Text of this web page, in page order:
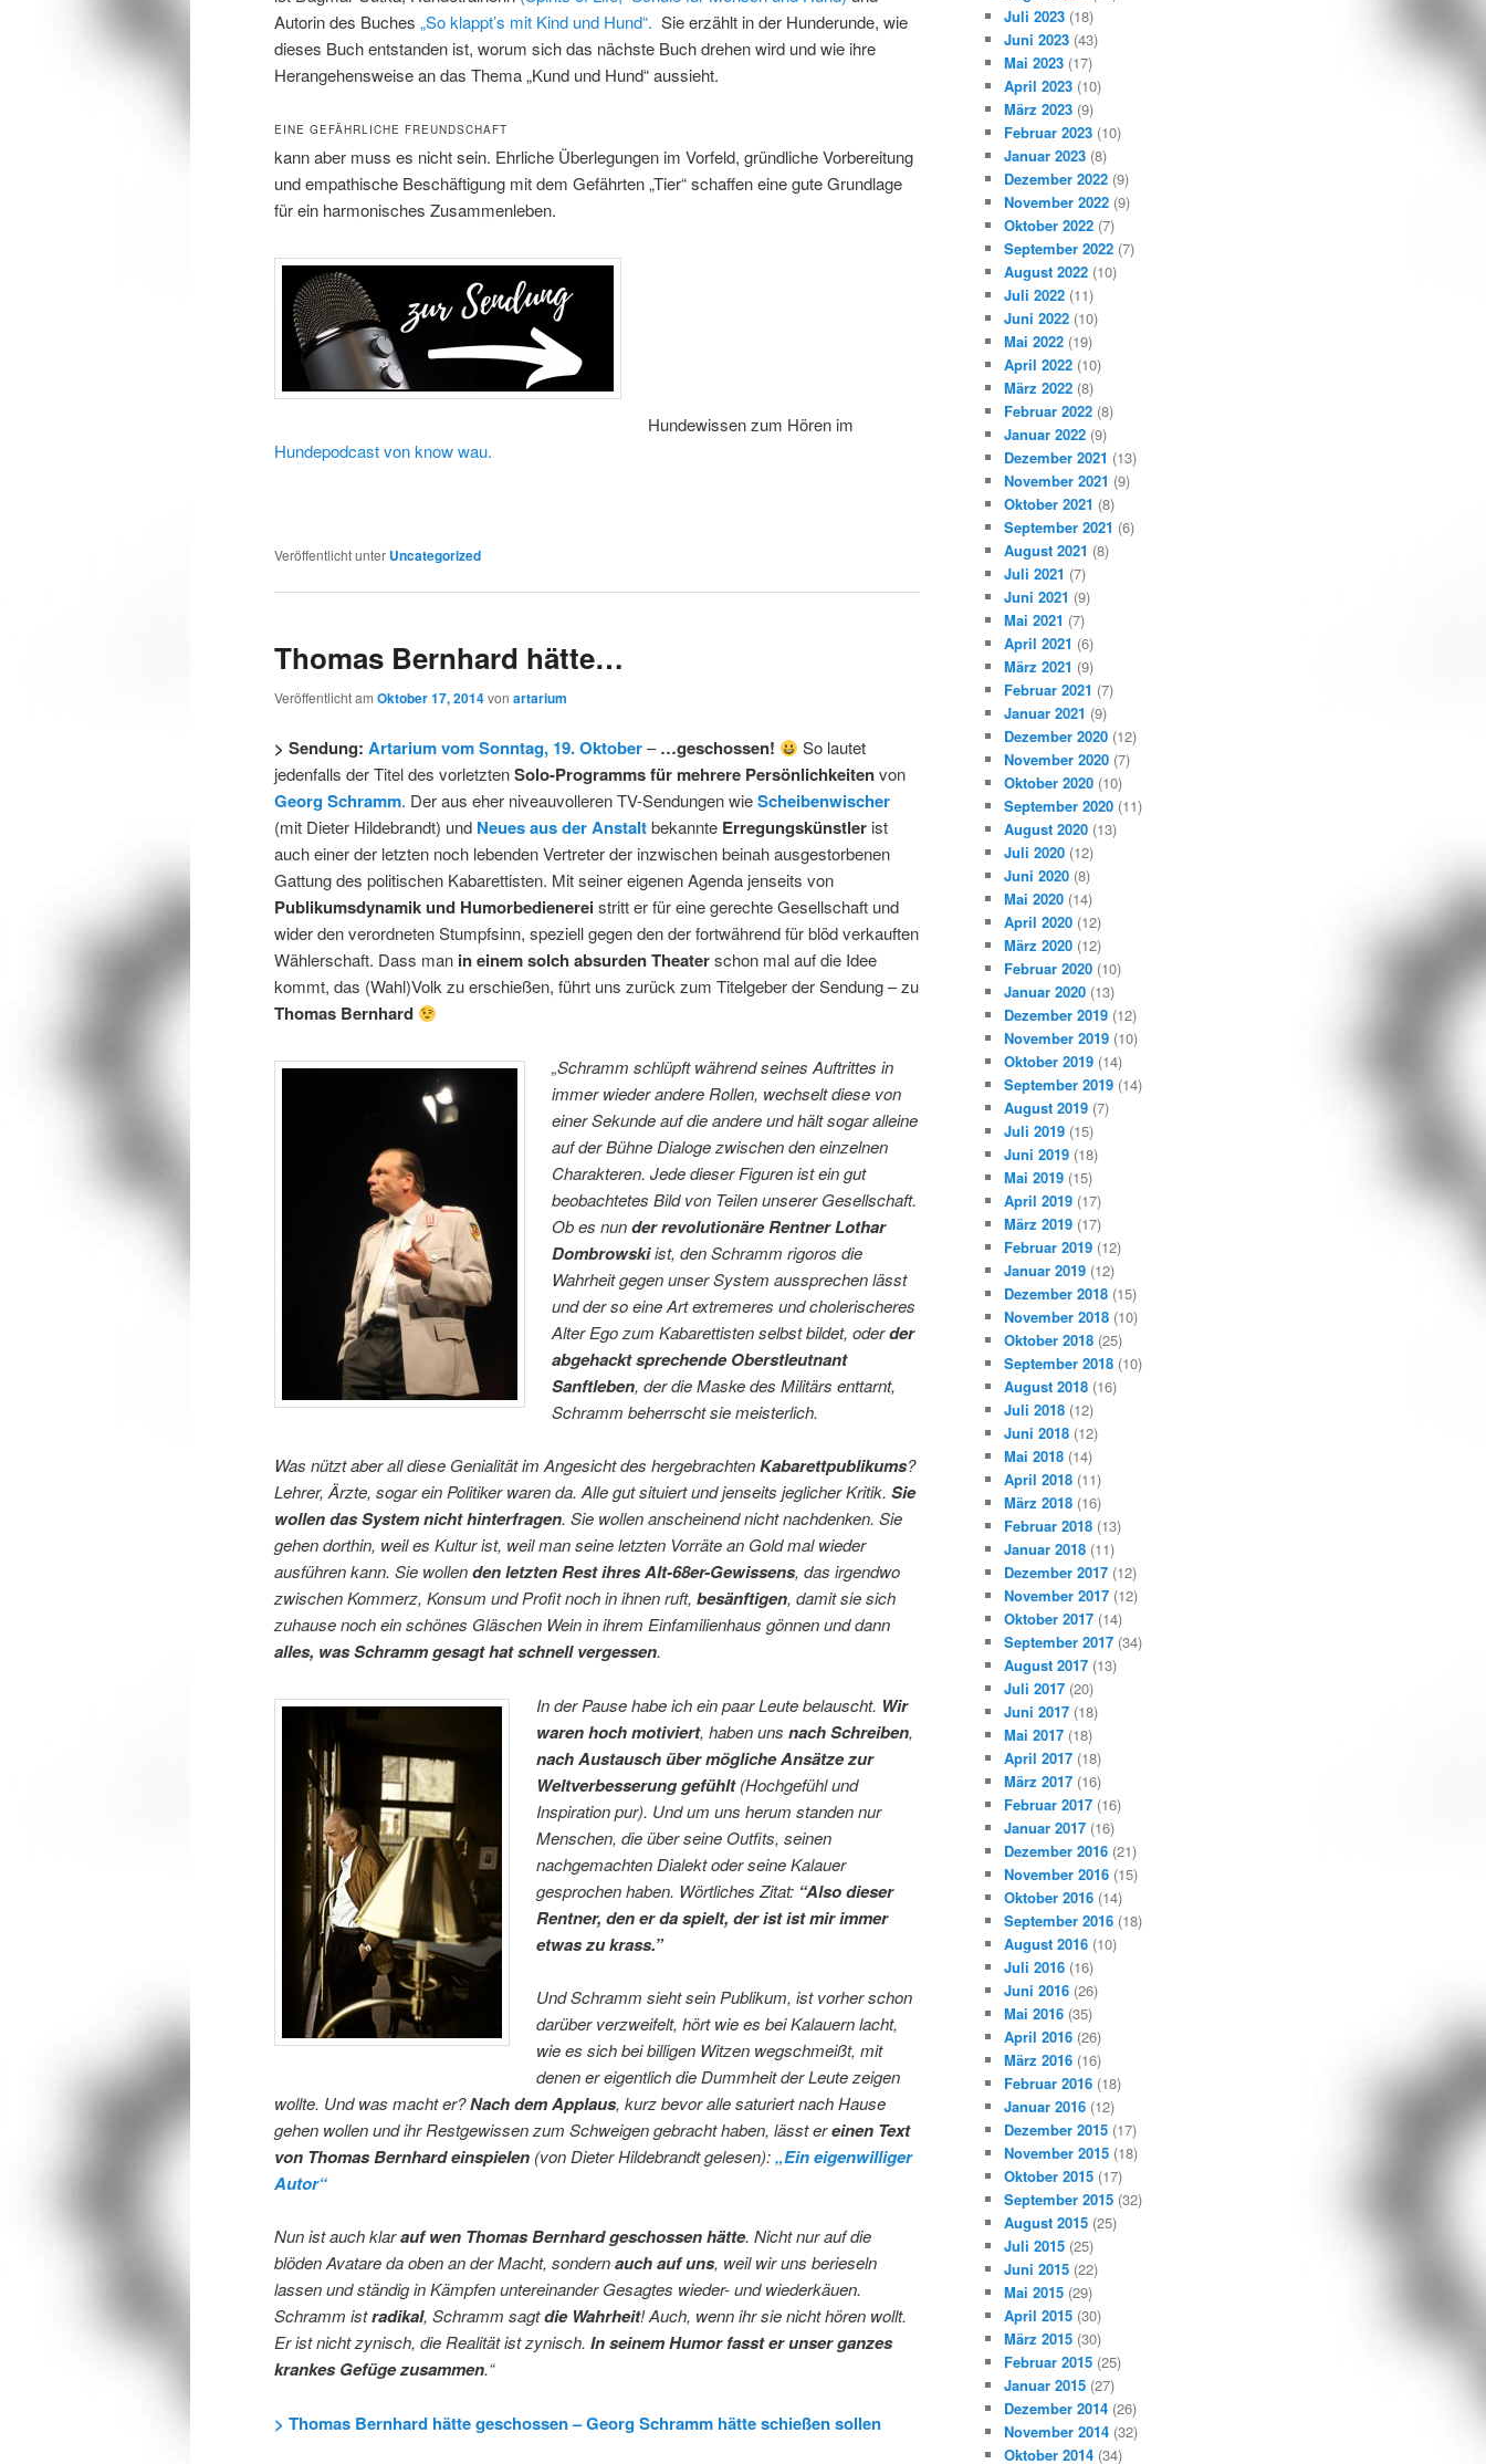
Autorin des Buches „So klappt’s mit Kind und Hund“. Sie erzählt in der Hunderunde, wie
dieses Buch entstanden ist, worum sich das nächste Buch drehen wird und wie ihre
Herangehensweise an das Thema „Kund und Hund“ aussieht.
EINE GEFÄHRLICHE FREUNDSCHAFT
kann aber muss es nicht sein. Ehrliche Überlegungen im Vorfeld, gründliche Vorbereitung
und empathische Beschäftigung mit dem Gefährten „Tier“ schaffen eine gute Grundlage
für ein harmonisches Zusammenleben.
Hundewissen zum Hören im
Hundepodcast von know wau.
Veröffentlicht unter Uncategorized
Thomas Bernhard hätte…
Veröffentlicht am Oktober 17, 2014von artarium
> Sendung: Artarium vom Sonntag, 19. Oktober–…geschossen!
So lautet
jedenfalls der Titel des vorletztenSolo-Programms für mehrere Persönlichkeitenvon
Georg Schramm. Der aus eher niveauvolleren TV-Sendungen wieScheibenwischer
(mit Dieter Hildebrandt) und Neues aus der Anstaltbekannte Erregungskünstler ist
auch einer der letzten noch lebenden Vertreter der inzwischen beinah ausgestorbenen
Gattung des politischen Kabarettisten. Mit seiner eigenen Agenda jenseits von
Publikumsdynamik und Humorbedienereistritt er für eine gerechte Gesellschaft und
wider den verordneten Stumpfsinn, speziell gegen den der fortwährend für blöd verkauften
Wählerschaft. Dass man in einem solch absurden Theaterschon mal auf die Idee
kommt, das (Wahl)Volk zu erschießen, führt uns zurück zum Titelgeber der Sendung – zu
Thomas Bernhard
„Schramm schlüpft während seines Auftrittes in
immer wieder andere Rollen, wechselt diese von
einer Sekunde auf die andere und hält sogar alleine
auf der Bühne Dialoge zwischen den einzelnen
Charakteren. Jede dieser Figuren ist ein gut
beobachtetes Bild von Teilen unserer Gesellschaft.
Ob es nunder revolutionäre Rentner Lothar
Dombrowskiist, den Schramm rigoros die
Wahrheit gegen unser System aussprechen lässt
und der so eine Art extremeres und cholerischeres
Alter Ego zum Kabarettisten selbst bildet, oderder
abgehackt sprechende Oberstleutnant
Sanftleben, der die Maske des Militärs enttarnt,
Schramm beherrscht sie meisterlich.
Was nützt aber all diese Genialität im Angesicht des hergebrachtenKabarettpublikums?
Lehrer, Ärzte, sogar ein Politiker waren da. Alle gut situiert und jenseits jeglicher Kritik. Sie
wollen das System nicht hinterfragen. Sie wollen anscheinend nicht nachdenken. Sie
gehen dorthin, weil es Kultur ist, weil man seine letzten Vorräte an Gold mal wieder
ausführen kann. Sie wollenden letzten Rest ihres Alt-68er-Gewissens, das irgendwo
zwischen Kommerz, Konsum und Profit noch in ihnen ruft, besänftigen, damit sie sich
zuhause noch ein schönes Gläschen Wein in ihrem Einfamilienhaus gönnen und dann
alles, was Schramm gesagt hat schnell vergessen.
In der Pause habe ich ein paar Leute belauscht. Wir
waren hoch motiviert, haben unsnach Schreiben,
nach Austausch über mögliche Ansätze zur
Weltverbesserung gefühlt(Hochgefühl und
Inspiration pur). Und um uns herum standen nur
Menschen, die über seine Outfits, seinen
nachgemachten Dialekt oder seine Kalauer
gesprochen haben. Wörtliches Zitat: “Also dieser
Rentner, den er da spielt, der ist ist mir immer
etwas zu krass.”
Und Schramm sieht sein Publikum, ist vorher schon
darüber verzweifelt, hört wie es bei Kalauern lacht,
wie es sich bei billigen Witzen wegschmeißt, mit
denen er eigentlich die Dummheit der Leute zeigen
wollte. Und was macht er?Nach dem Applaus, kurz bevor alle saturiert nach Hause
gehen wollen und ihr Restgewissen zum Schweigen gebracht haben, lässt ereinen Text
von Thomas Bernhardeinspielen (von Dieter Hildebrandt gelesen):„Ein eigenwilliger
Autor“
Nun ist auch klarauf wen Thomas Bernhard geschossen hätte. Nicht nur auf die
blöden Avatare da oben an der Macht, sondernauch auf uns, weil wir uns berieseln
lassen und ständig in Kämpfen untereinander Gesagtes wieder- und wiederkäuen.
Schramm istradikal, Schramm sagtdie Wahrheit! Auch, wenn ihr sie nicht hören wollt.
Er ist nicht zynisch, die Realität ist zynisch. In seinem Humor fasst er unser ganzes
krankes Gefüge zusammen.“
> Thomas Bernhard hätte geschossen – Georg Schramm hätte schießen sollen
Juli 2023 (18)
Juni 2023 (43)
Mai 2023 (17)
April 2023 (10)
März 2023 (9)
Februar 2023 (10)
Januar 2023 (8)
Dezember 2022 (9)
November 2022 (9)
Oktober 2022 (7)
September 2022 (7)
August 2022 (10)
Juli 2022 (11)
Juni 2022 (10)
Mai 2022 (19)
April 2022 (10)
März 2022 (8)
Februar 2022 (8)
Januar 2022 (9)
Dezember 2021 (13)
November 2021 (9)
Oktober 2021 (8)
September 2021 (6)
August 2021 (8)
Juli 2021 (7)
Juni 2021 (9)
Mai 2021 (7)
April 2021 (6)
März 2021 (9)
Februar 2021 (7)
Januar 2021 (9)
Dezember 2020 (12)
November 2020 (7)
Oktober 2020 (10)
September 2020 (11)
August 2020 (13)
Juli 2020 (12)
Juni 2020 (8)
Mai 2020 (14)
April 2020 (12)
März 2020 (12)
Februar 2020 (10)
Januar 2020 (13)
Dezember 2019 (12)
November 2019 (10)
Oktober 2019 (14)
September 2019 (14)
August 2019 (7)
Juli 2019 (15)
Juni 2019 (18)
Mai 2019 (15)
April 2019 (17)
März 2019 (17)
Februar 2019 (12)
Januar 2019 (12)
Dezember 2018 (15)
November 2018 (10)
Oktober 2018 (25)
September 2018 (10)
August 2018 (16)
Juli 2018 (12)
Juni 2018 (12)
Mai 2018 (14)
April 2018 (11)
März 2018 (16)
Februar 2018 (13)
Januar 2018 (11)
Dezember 2017 (12)
November 2017 (12)
Oktober 2017 (14)
September 2017 (34)
August 2017 (13)
Juli 2017 (20)
Juni 2017 (18)
Mai 2017 (18)
April 2017 (18)
März 2017 (16)
Februar 2017 (16)
Januar 2017 (16)
Dezember 2016 (21)
November 2016 (15)
Oktober 2016 (14)
September 2016 (18)
August 2016 (10)
Juli 2016 (16)
Juni 2016 (26)
Mai 2016 (35)
April 2016 (26)
März 2016 (16)
Februar 2016 (18)
Januar 2016 (12)
Dezember 2015 (17)
November 2015 (18)
Oktober 2015 (17)
September 2015 (32)
August 2015 (25)
Juli 2015 (25)
Juni 2015 (22)
Mai 2015 (29)
April 2015 (30)
März 2015 (30)
Februar 2015 (25)
Januar 2015 (27)
Dezember 2014 (26)
November 2014 (32)
Oktober 2014 (34)